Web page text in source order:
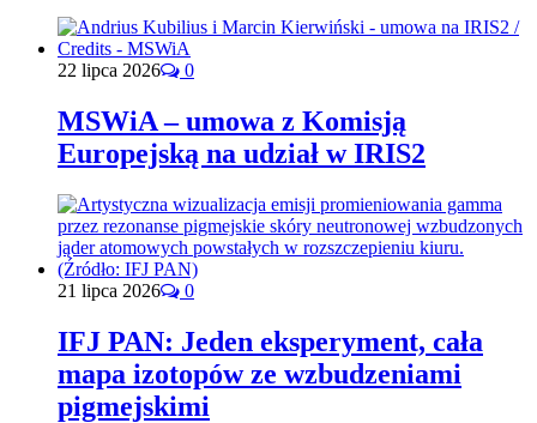
22 lipca 2026 0
MSWiA – umowa z Komisją
Europejską na udział w IRIS2
21 lipca 2026 0
IFJ PAN: Jeden eksperyment, cała
mapa izotopów ze wzbudzeniami
pigmejskimi